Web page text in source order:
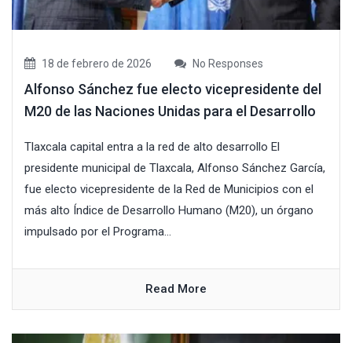
18 de febrero de 2026 No Responses
Alfonso Sánchez fue electo vicepresidente del
M20 de las Naciones Unidas para el Desarrollo
Tlaxcala capital entra a la red de alto desarrollo El
presidente municipal de Tlaxcala, Alfonso Sánchez García,
fue electo vicepresidente de la Red de Municipios con el
más alto Índice de Desarrollo Humano (M20), un órgano
impulsado por el Programa...
Read More